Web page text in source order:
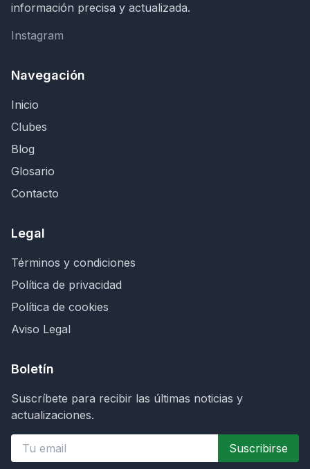
información precisa y actualizada.
Instagram
Instagram
Navegación
Inicio
Clubes
Blog
Glosario
Contacto
Legal
Términos y condiciones
Política de privacidad
Política de cookies
Aviso Legal
Boletín
Suscríbete para recibir las últimas noticias y
actualizaciones.
Suscribirse